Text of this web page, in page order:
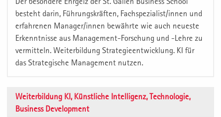
besteht darin, Führungskräften, Fachspezialist/innen und
erfahrenen Manager/innen bewährte wie auch neueste
Erkenntnisse aus Management-Forschung und -Lehre zu
vermitteln. Weiterbildung Strategieentwicklung. KI für
das Strategische Management nutzen.
Weiterbildung KI, Künstliche Intelligenz, Technologie,
Business Development